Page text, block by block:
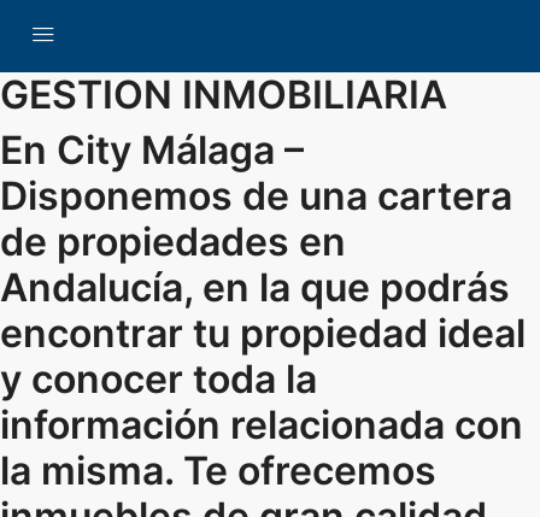
GESTION INMOBILIARIA
En City Málaga –
Disponemos de una cartera
de propiedades en
Andalucía, en la que podrás
encontrar tu propiedad ideal
y conocer toda la
información relacionada con
la misma. Te ofrecemos